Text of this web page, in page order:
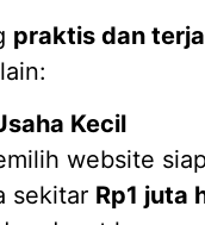
praktis dan
Kecil
website
sekitar Rp1 juta